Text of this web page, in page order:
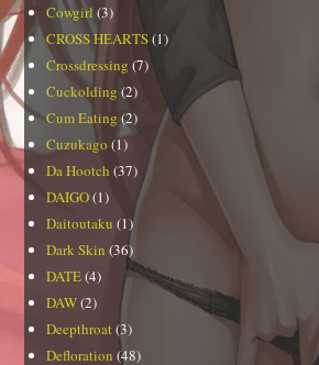
Cowgirl (3)
CROSS HEARTS(1)
Crossdressing (7)
Cuckolding (2)
Cum Eating (2)
Cuzukago (1)
Da Hootch (37)
DAIGO(1)
Daitoutaku (1)
Dark Skin (36)
DATE(4)
DAW(2)
Deepthroat (3)
Defloration (48)